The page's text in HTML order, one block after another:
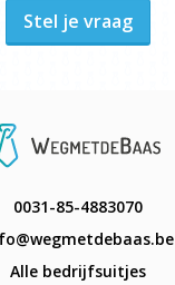
Stel je vraag
0031-85-4883070
Alle bedrijfsuitjes